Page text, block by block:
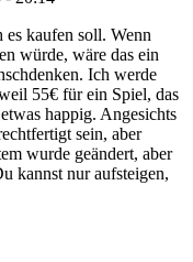
kaufen soll. Wenn
würde, wäre das ein
Ich werde
55€ für ein Spiel, das
happig. Angesichts
sein, aber
wurde geändert, aber
kannst nur aufsteigen,